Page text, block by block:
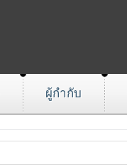
ผู้กำกับ